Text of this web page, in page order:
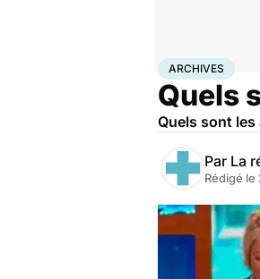
AccueilSanté Archives
ARCHIVES
Quels
Quels sont
Par La
Rédigé le